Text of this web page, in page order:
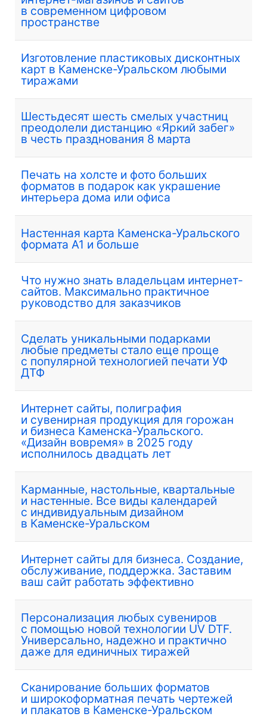
в современном цифровом
пространстве
Изготовление пластиковых дисконтных
карт в Каменске-Уральском любыми
тиражами
Шестьдесят шесть смелых участниц
преодолели дистанцию «Яркий забег»
в честь празднования 8 марта
Печать на холсте и фото больших
форматов в подарок как украшение
интерьера дома или офиса
Настенная карта Каменска-Уральского
формата А1 и больше
Что нужно знать владельцам интернет-
сайтов. Максимально практичное
руководство для заказчиков
Сделать уникальными подарками
любые предметы стало еще проще
с популярной технологией печати УФ
ДТФ
Интернет сайты, полиграфия
и сувенирная продукция для горожан
и бизнеса Каменска-Уральского.
«Дизайн вовремя» в 2025 году
исполнилось двадцать лет
Карманные, настольные, квартальные
и настенные. Все виды календарей
с индивидуальным дизайном
в Каменске-Уральском
Интернет сайты для бизнеса. Создание,
обслуживание, поддержка. Заставим
ваш сайт работать эффективно
Персонализация любых сувениров
с помощью новой технологии UV DTF.
Универсально, надежно и практично
даже для единичных тиражей
Сканирование больших форматов
и широкоформатная печать чертежей
и плакатов в Каменске-Уральском